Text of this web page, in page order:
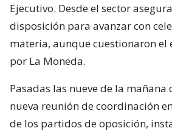
Ejecutivo. Desde el sector
disposición para avanzar con
materia, aunque cuestionaron
por La Moneda.
Pasadas las nueve de la mañana
nueva reunión de coordinación
de los partidos de oposición,